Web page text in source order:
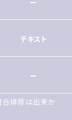
テキスト
ー
ら 競合排除は
合排除は出来か